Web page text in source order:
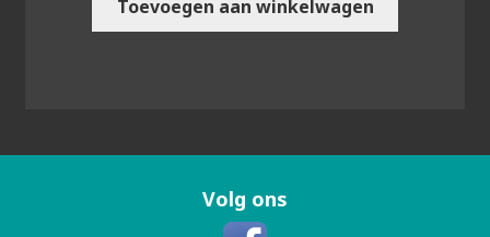
Toevoegen aan winkelwagen
Volg ons